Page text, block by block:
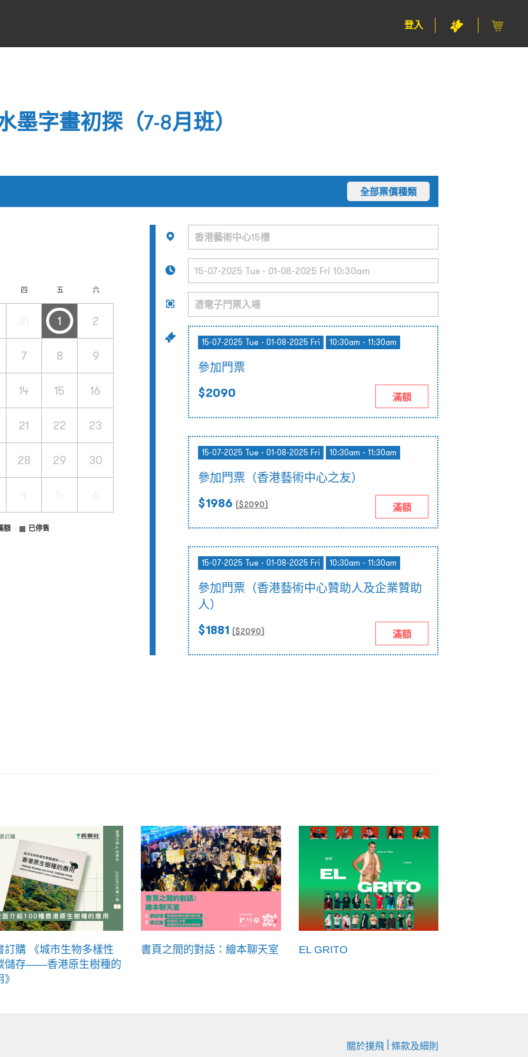
登入
字畫初探（7-8月班）
全部票價種類
四 五 六
1 2
7 8 9
14 15 16
21 22 23
28 29 30
額 已停售
15-07-2025 Tue - 01-08-2025 Fri 10:30am - 11:30am
參加門票
$2090 滿額
15-07-2025 Tue - 01-08-2025 Fri 10:30am - 11:30am
參加門票（香港藝術中心之友）
$1986 ($2090) 滿額
15-07-2025 Tue - 01-08-2025 Fri 10:30am - 11:30am
參加門票（香港藝術中心贊助人及企業贊助
人）
$1881 ($2090) 滿額
訂購 《城市生物多樣性
儲存——香港原生樹種的
書頁之間的對話：繪本聊天室 EL GRITO
關於撲飛 條款及細則